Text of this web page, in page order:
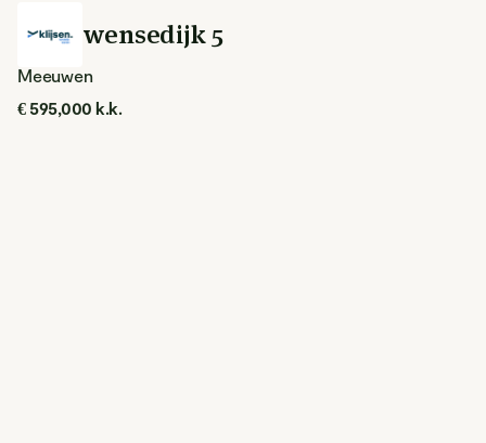
Meeuwensedijk 5
Meeuwen
€ 595,000 k.k.